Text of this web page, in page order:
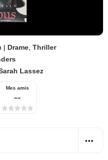
| Drame Thriller
Lassez
Mes amis
--